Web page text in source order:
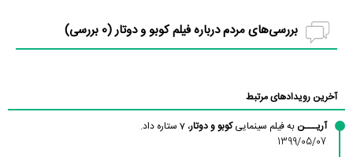
بررسی‌های مردم درباره فیلم کوبو و دوتار (0 بررسی)
آخرین رویدادهای مرتبط
آریـــن به فیلم سینماییکوبو و دوتار، 7 ستاره داد.
1399/05/07